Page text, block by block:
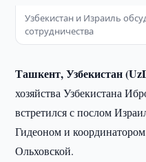
Узбекистан и Израиль
сотрудничества
Ташкент, Узбекистан
хозяйства Узбекистана
встретился с послом
Гидеоном и
Ольховской.